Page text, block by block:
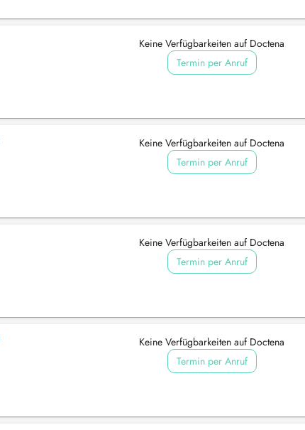
Keine Verfügbarkeiten auf Doctena
Termin per Anruf
Keine Verfügbarkeiten auf Doctena
Termin per Anruf
Keine Verfügbarkeiten auf Doctena
Termin per Anruf
Keine Verfügbarkeiten auf Doctena
Termin per Anruf